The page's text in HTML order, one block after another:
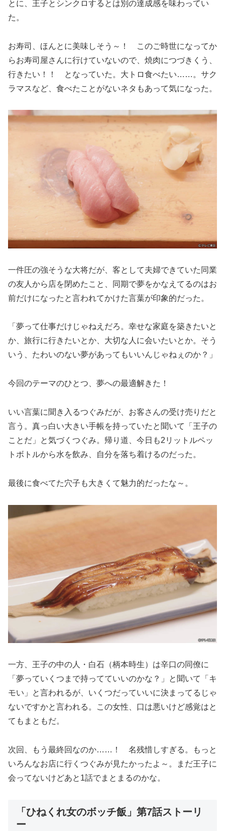
とに、王子とシンクロするとは別の達成感を味わってい
た。
お寿司、ほんとに美味しそう～！ このご時世になってか
らお寿司屋さんに行けていないので、焼肉につづきくう、
行きたい！！ となっていた。大トロ食べたい……。サク
ラマスなど、食べたことがないネタもあって気になった。
一件圧の強そうな大将だが、客として夫婦できていた同業
の友人から店を閉めたこと、同期で夢をかなえてるのはお
前だけになったと言われてかけた言葉が印象的だった。
「夢って仕事だけじゃねえだろ。幸せな家庭を築きたいと
か、旅行に行きたいとか、大切な人に会いたいとか。そう
いう、たわいのない夢があってもいいんじゃねぇのか？」
今回のテーマのひとつ、夢への最適解きた！
いい言葉に聞き入るつぐみだが、お客さんの受け売りだと
言う。真っ白い大きい手帳を持っていたと聞いて「王子の
ことだ」と気づくつぐみ。帰り道、今日も2リットルペッ
トボトルから水を飲み、自分を落ち着けるのだった。
最後に食べてた穴子も大きくて魅力的だったな～。
一方、王子の中の人・白石（柄本時生）は辛口の同僚に
「夢っていくつまで持ってていいのかな？」と聞いて「キ
モい」と言われるが、いくつだっていいに決まってるじゃ
ないですかと言われる。この女性、口は悪いけど感覚はと
てもまともだ。
次回、もう最終回なのか……！ 名残惜しすぎる。もっと
いろんなお店に行くつぐみが見たかったよ～。まだ王子に
会ってないけどあと1話でまとまるのかな。
「ひねくれ女のボッチ飯」第7話ストーリ
ー